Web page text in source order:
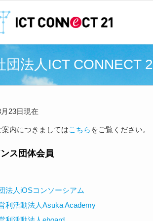
団法人ICT
23日現在
内につきましてはこちら をご覧ください。
ス団体会員
法人iOSコンソーシアム
利活動法人Asuka Academy